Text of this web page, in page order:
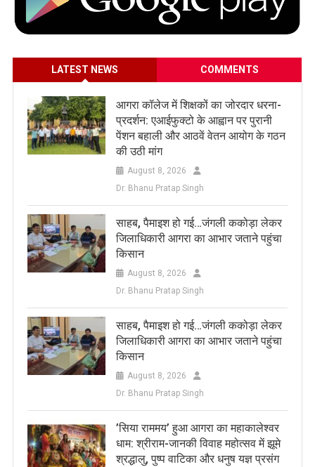
LATEST NEWS COMMENTS
आगरा कॉलेज में शिक्षकों का जोरदार धरना-
प्रदर्शन: एआईफुक्टो के आह्वान पर पुरानी
पेंशन बहाली और आठवें वेतन आयोग के गठन
की उठी मांग
August 8, 2026
Dr. Bhanu Pratap Singh
साहब, पैमाइश हो गई…जंगली ककोड़ा लेकर
जिलाधिकारी आगरा का आभार जताने पहुंचा
किसान
August 8, 2026
Dr. Bhanu Pratap Singh
साहब, पैमाइश हो गई…जंगली ककोड़ा लेकर
जिलाधिकारी आगरा का आभार जताने पहुंचा
किसान
August 8, 2026
Dr. Bhanu Pratap Singh
​’सिया राममय’ हुआ आगरा का महाकालेश्वर
धाम: श्रीराम-जानकी विवाह महोत्सव में झूमे
श्रद्धालु, पुष्प वाटिका और धनुष यज्ञ प्रसंग